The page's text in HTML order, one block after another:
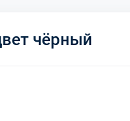
чёрный